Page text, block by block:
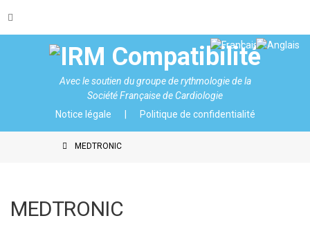
Avec le soutien dugroupe de rythmologie de la
Société Française de Cardiologie
Notice légale
Politique de confidentialité
MEDTRONIC
MEDTRONIC